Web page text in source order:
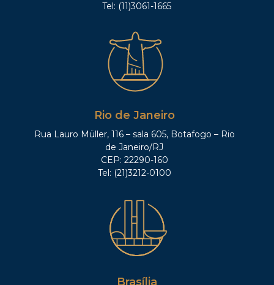
Tel: (11)3061-1665
Rio de Janeiro
Rua Lauro Müller, 116 – sala 605, Botafogo – Rio
de Janeiro/RJ
CEP: 22290-160
Tel: (21)3212-0100
Brasília